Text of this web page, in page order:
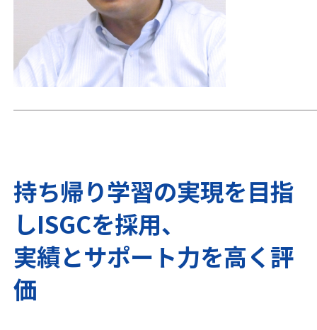
持ち帰り学習の実現を目指
しISGCを採用、
実績とサポート力を高く評
価